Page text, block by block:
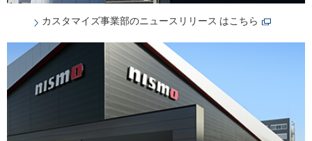
カスタマイズ事業部のニュースリリース はこちら